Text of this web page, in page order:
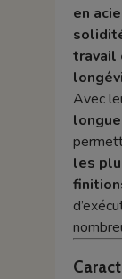
en
travail
Avec
les